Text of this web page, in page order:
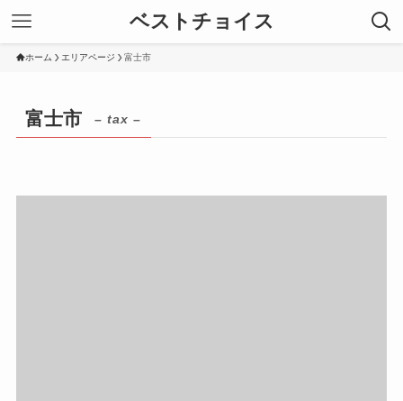
ベストチョイス
ホーム エリアページ 富士市
富士市 – tax –